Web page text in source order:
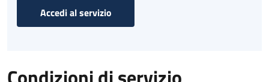
Accedi al servizio